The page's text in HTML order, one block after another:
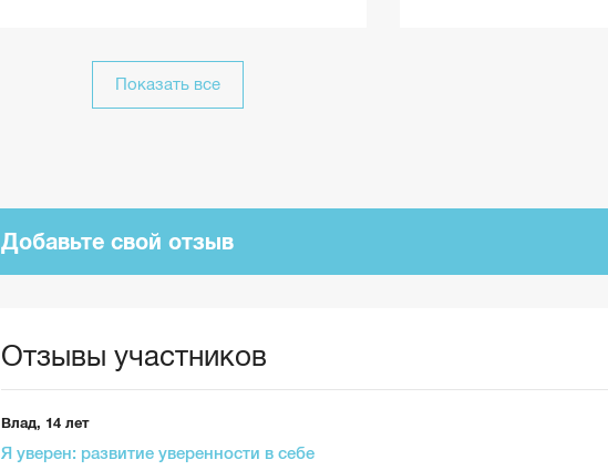
Показать все
Добавьте свой отзыв
Отзывы участников
Влад, 14 лет
Я уверен: развитие уверенности в себе